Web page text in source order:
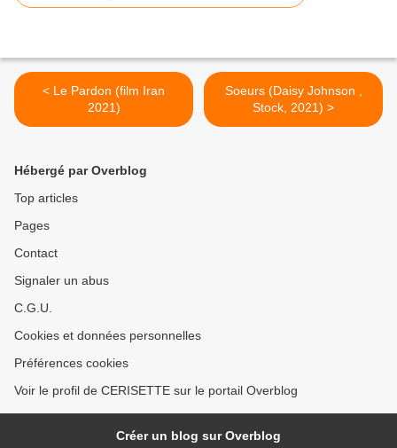
< Le Pardon (film Iran
2021)
Soeurs (Daisy Johnson ,
Stock, 2021) >
Hébergé par Overblog
Top articles
Pages
Contact
Signaler un abus
C.G.U.
Cookies et données personnelles
Préférences cookies
Voir le profil de CERISETTE sur le portail Overblog
Créer un blog sur Overblog